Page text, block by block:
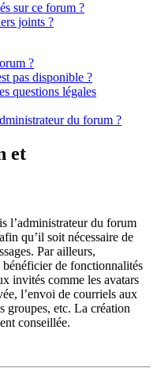
sur ce forum ?
joints ?
?
pas disponible ?
questions légales
du forum ?
et
l’administrateur du forum
qu’il soit nécessaire de
Par ailleurs,
bénéficier de fonctionnalités
invités comme les avatars
l’envoi de courriels aux
groupes, etc. La création
conseillée.